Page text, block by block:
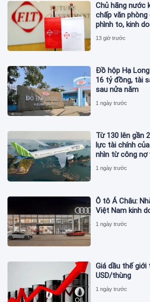
Chủ hãng nước
chấp văn
phình to, kinh
13 giờ trước
Đồ hộp Hạ
16 tỷ đồng, tài
sau nửa năm
1 ngày trước
Từ 130 lên gần
lực tài chính
nhìn từ công nợ
1 ngày trước
Ô tô Á Châu:
Việt Nam kinh
1 ngày trước
Giá dầu thế giới
USD/thùng
1 ngày trước